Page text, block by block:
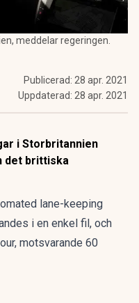
meddelar regeringen.
Publicerad: 28 apr. 2021
Uppdaterad: 28 apr. 2021
i Storbritannien
det brittiska
lane-keeping
i en enkel fil, och
motsvarande 60